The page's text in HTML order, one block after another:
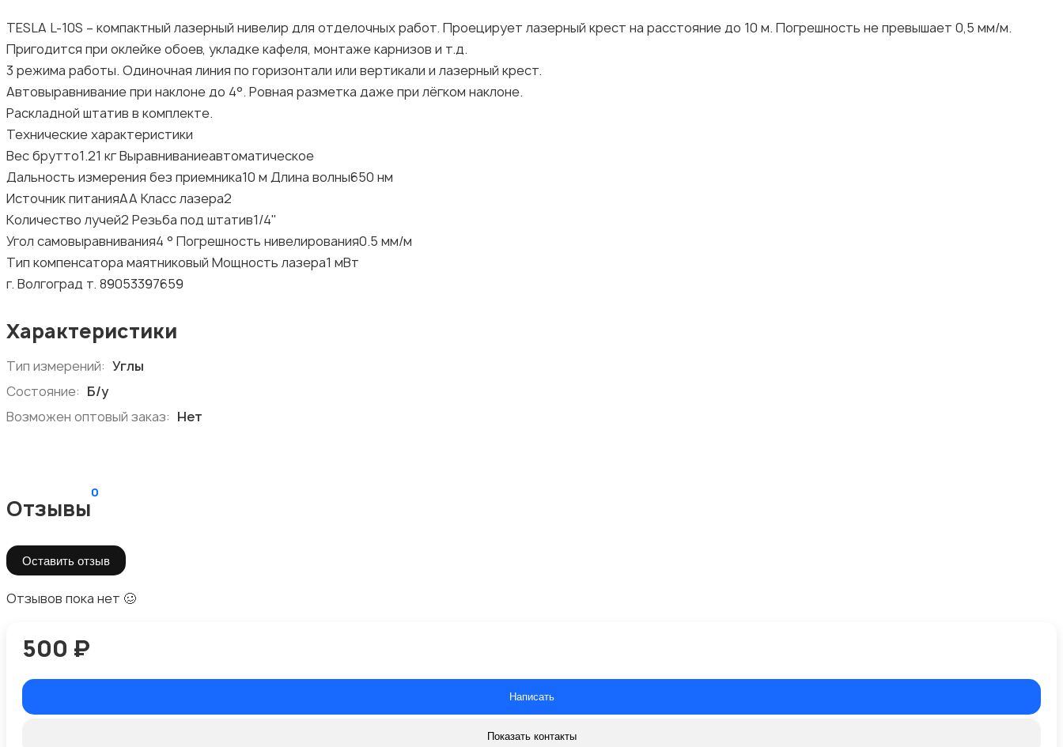
TESLA L-10S – компактный лазерный нивелир для отделочных работ. Проецирует лазерный крест на расстояние до 10 м. Погрешность не превышает 0,5 мм/м.
Пригодится при оклейке обоев, укладке кафеля, монтаже карнизов и т.д.
3 режима работы. Одиночная линия по горизонтали или вертикали и лазерный крест.
Автовыравнивание при наклоне до 4°. Ровная разметка даже при лёгком наклоне.
Раскладной штатив в комплекте.
Технические характеристики
Вес брутто1.21 кг Выравниваниеавтоматическое
Дальность измерения без приемника10 м Длина волны650 нм
Источник питанияAA Класс лазера2
Количество лучей2 Резьба под штатив1/4''
Угол самовыравнивания4 ° Погрешность нивелирования0.5 мм/м
Тип компенсатора маятниковый Мощность лазера1 мВт
г. Волгоград т. 89053397659
Характеристики
Тип измерений: Углы
Состояние: Б/у
Возможен оптовый заказ: Нет
Отзывы
0
Оставить отзыв
Отзывов пока нет 🥴
500 ₽
Написать
Показать контакты